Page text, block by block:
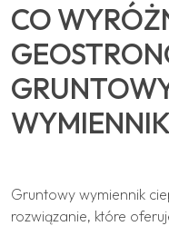
CO
Gruntowy wymiennik
rozwiązanie, które